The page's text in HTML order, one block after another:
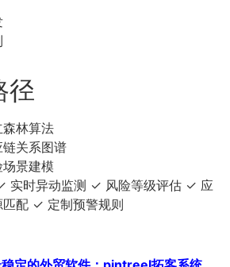
径
森林算法
关系图谱
场景建模
实时异动监测 ✓ 风险等级评估 ✓ 应
配 ✓ 定制预警规则